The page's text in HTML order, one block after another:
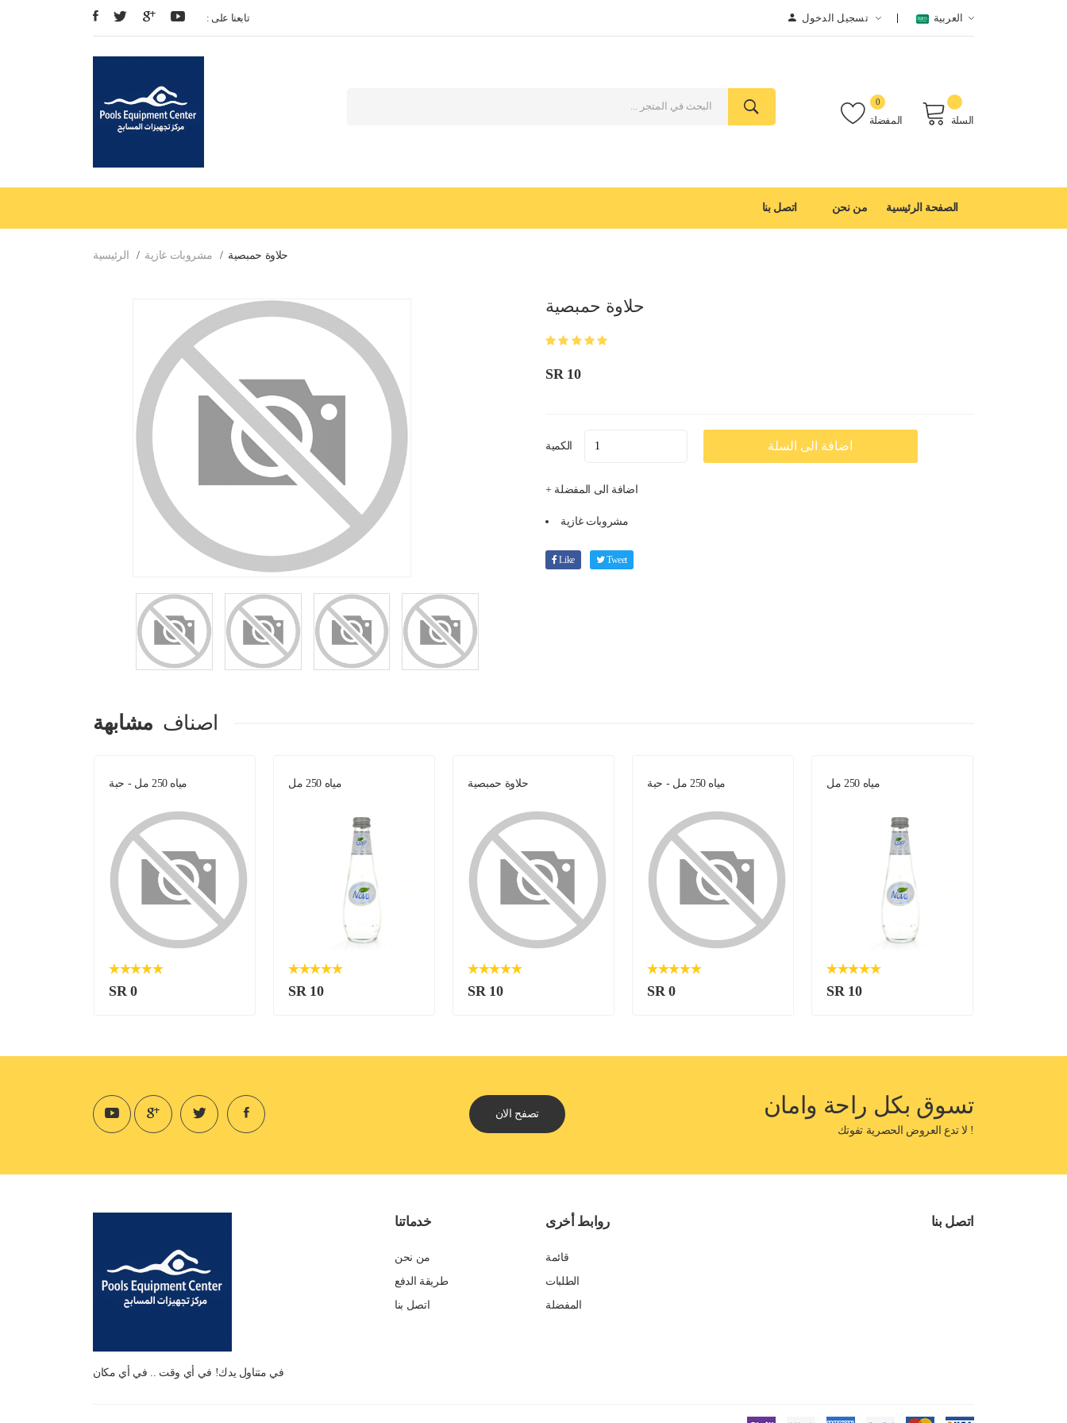
: تابعنا على تسجيل الدخول العربية
المفضلة
0
السلة
الصفحة الرئيسية من نحن اتصل بنا
الرئيسية مشروبات غازية حلاوة حمبصية
حلاوة حمبصية
SR 10
الكمية اضافة الى السلة
+ اضافة الى المفضلة
مشروبات غازية
Like Tweet
اصناف مشابهة
مياه 250 مل - حبة
SR 0
مياه 250 مل
SR 10
حلاوة حمبصية
SR 10
مياه 250 مل - حبة
SR 0
مياه 250 مل
SR 10
تسوق بكل راحة وامان
! لا تدع العروض الحصرية تفوتك
تصفح الان
في متناول يدك! في أي وقت .. في أي مكان
خدماتنا
من نحن
طريقة الدفع
اتصل بنا
روابط أخرى
قائمة
الطلبات
المفضلة
اتصل بنا